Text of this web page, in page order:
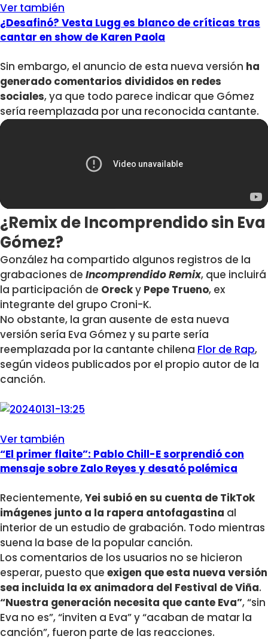
Ver también
¿Desafinó? Vesta Lugg es blanco de críticas tras
cantar en show de Karen Paola
Sin embargo, el anuncio de esta nueva versión ha
generado comentarios divididos en redes
sociales, ya que todo parece indicar que Gómez
sería reemplazada por una reconocida cantante.
¿Remix de Incomprendido sin Eva
Gómez?
González ha compartido algunos registros de la
grabaciones de Incomprendido Remix, que incluirá
la participación de Orecky Pepe Trueno, ex
integrante del grupo Croni-K.
No obstante, la gran ausente de esta nueva
versión sería Eva Gómez y su parte sería
reemplazada por la cantante chilena Flor de Rap,
según videos publicados por el propio autor de la
canción.
Ver también
“El primer flaite”: Pablo Chill-E sorprendió con
mensaje sobre Zalo Reyes y desató polémica
Recientemente,Yei subió en su cuenta de TikTok
imágenes junto a la rapera antofagastina al
interior de un estudio de grabación. Todo mientras
suena la base de la popular canción.
Los comentarios de los usuarios no se hicieron
esperar, puesto que exigen que esta nueva versión
sea incluida la ex animadora del Festival de Viña.
“Nuestra generación necesita que cante Eva”, “sin
Eva no es”, “inviten a Eva” y “acaban de matar la
canción”, fueron parte de las reacciones.